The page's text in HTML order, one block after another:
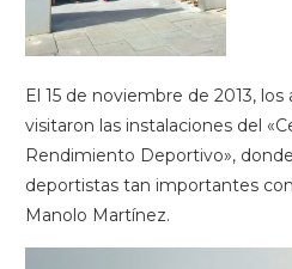
El 15 de noviembre de 2013, los
visitaron las instalaciones del
Rendimiento Deportivo»,
deportistas tan importantes
Manolo Martínez.